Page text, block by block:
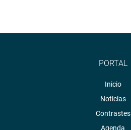
PORTAL
Inicio
Noticias
Contrastes
Agenda